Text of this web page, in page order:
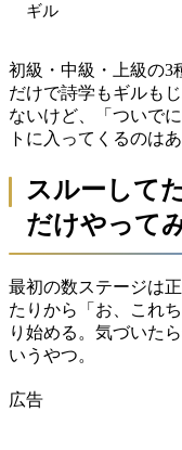
ギル
初級・中級・上級の3
だけで詩学もギルも
ないけど、「ついで
トに入ってくるのは
スルーして
だけやって
最初の数ステージは
たりから「お、これ
り始める。気づいた
いうやつ。
広告